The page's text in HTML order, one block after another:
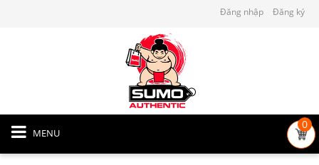
Đăng nhập Đăng ký
MENU
0